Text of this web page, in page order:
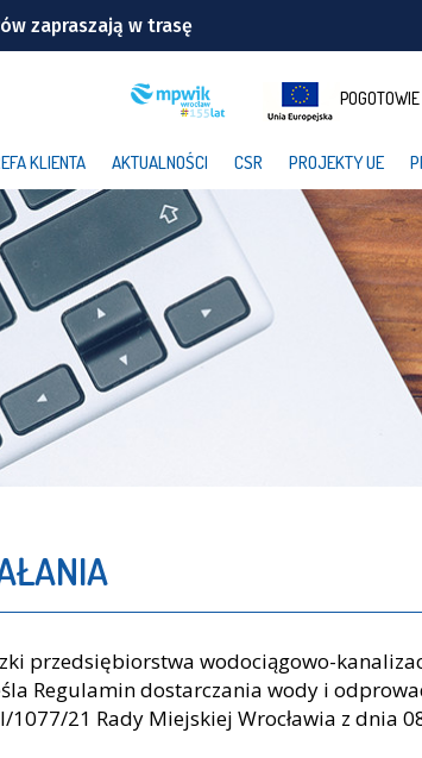
zapraszają w trasę
jej gwiazdy
metamorfoza
KLIENTA AKTUALNOŚCI CSR PROJEKTY UE
przedsiębiorstwa wodociągowo-
Regulamin dostarczania wody i
1077/21 Rady Miejskiej Wrocławia z dnia